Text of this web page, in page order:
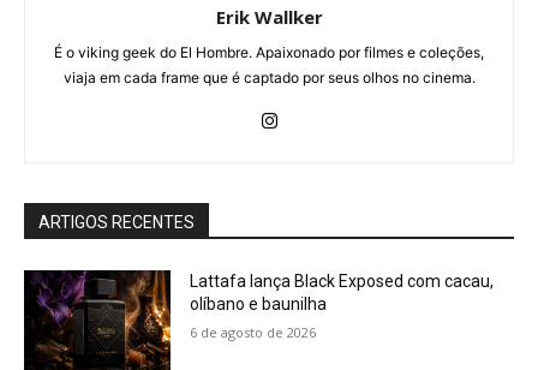
Erik Wallker
É o viking geek do El Hombre. Apaixonado por filmes e coleções,
viaja em cada frame que é captado por seus olhos no cinema.
ARTIGOS RECENTES
Lattafa lança Black Exposed com cacau,
olíbano e baunilha
6 de agosto de 2026